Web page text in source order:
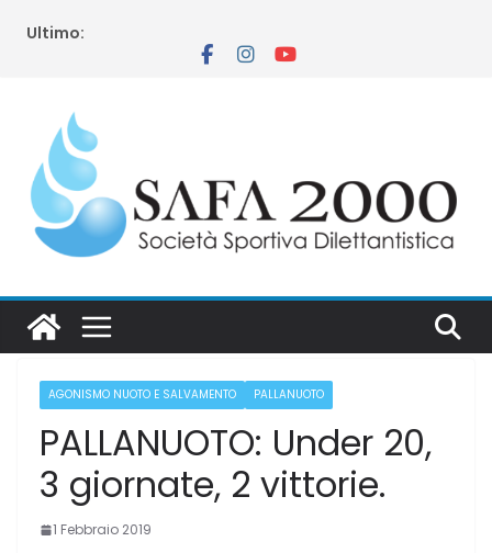
Ultimo:
AGONISMO NUOTO E SALVAMENTO PALLANUOTO
PALLANUOTO: Under 20,
3 giornate, 2 vittorie.
1 Febbraio 2019